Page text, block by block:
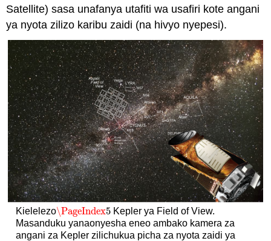
Satellite) sasa unafanya utafiti wa usafiri kote angani
ya nyota zilizo karibu zaidi (na hivyo nyepesi).
Kielelezo\PageIndex5
\PageIndex5 Kepler ya Field of View.
Masanduku yanaonyesha eneo ambako kamera za
angani za Kepler zilichukua picha za nyota zaidi ya